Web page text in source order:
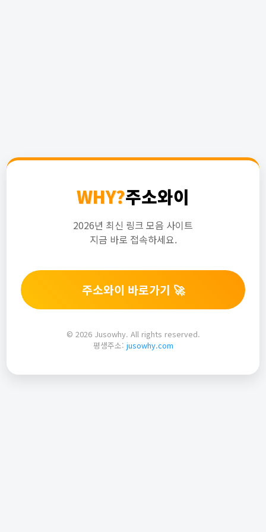
WHY?주소와이
2026년 최신 링크 모음 사이트
지금 바로 접속하세요.
주소와이 바로가기 🚀
© 2026 Jusowhy. All rights reserved.
평생주소: jusowhy.com